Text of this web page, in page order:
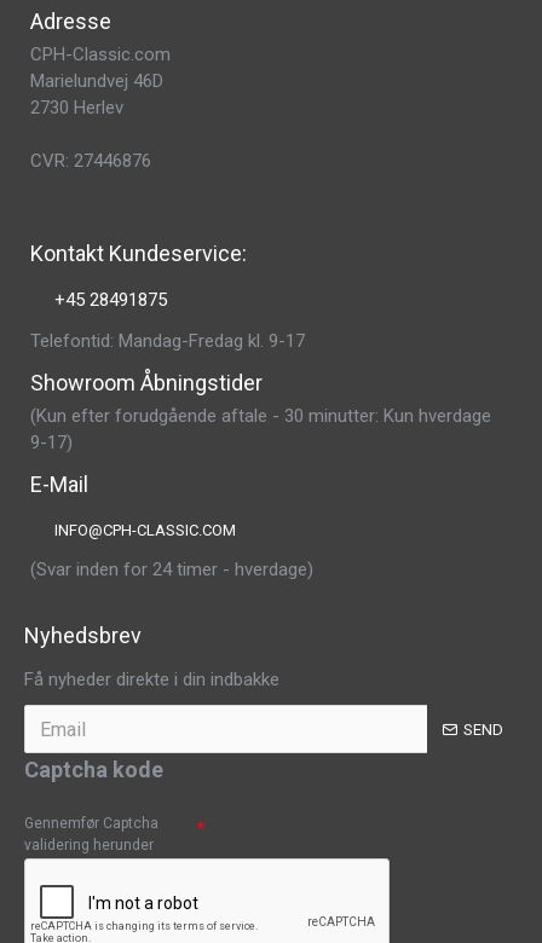
Adresse
CPH-Classic.com
Marielundvej 46D
2730 Herlev
CVR: 27446876
Kontakt Kundeservice:
+45 28491875
Telefontid: Mandag-Fredag kl. 9-17
Showroom Åbningstider
(Kun efter forudgående aftale - 30 minutter: Kun hverdage
9-17)
E-Mail
INFO@CPH-CLASSIC.COM
(Svar inden for 24 timer - hverdage)
Nyhedsbrev
Få nyheder direkte i din indbakke
SEND
Captcha kode
Gennemfør Captcha
validering herunder